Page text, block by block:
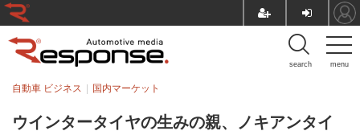
menu
search
ウインタータイヤの生みの親、ノキアンタイ
自動車 ビジネス 国内マーケット